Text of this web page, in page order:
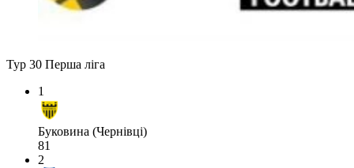
Тур 30 Перша ліга
1
Буковина (Чернівці)
81
2